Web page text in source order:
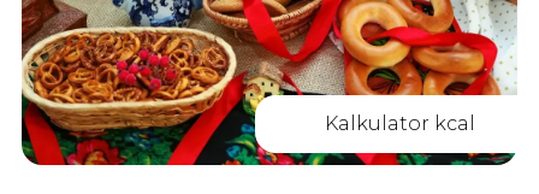
Kalkulator kcal